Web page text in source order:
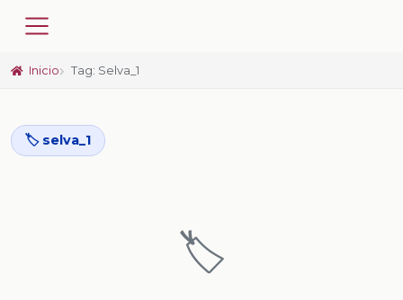
Inicio Tag: Selva_1
🏷️ selva_1
🏷️